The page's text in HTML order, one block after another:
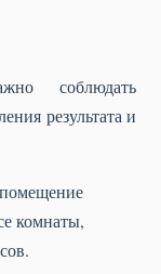
соблюдать
результата и
комнаты,